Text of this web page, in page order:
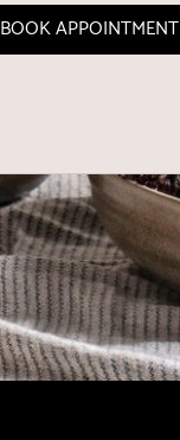
BOOK APPOINTMENT